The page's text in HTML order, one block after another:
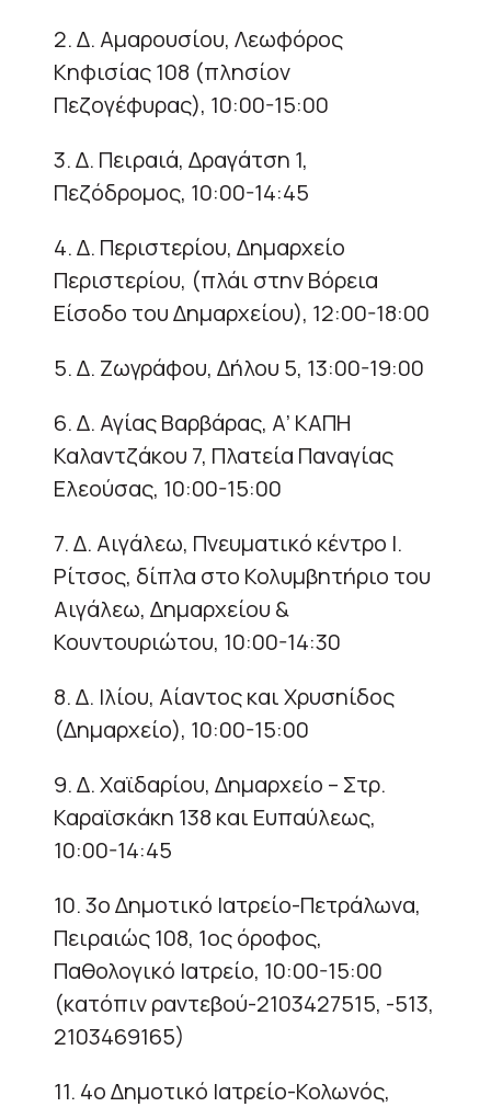
2. Δ. Αμαρουσίου, Λεωφόρος
Κηφισίας 108 (πλησίον
Πεζογέφυρας), 10:00-15:00
3. Δ. Πειραιά, Δραγάτση 1,
Πεζόδρομος, 10:00-14:45
4. Δ. Περιστερίου, Δημαρχείο
Περιστερίου, (πλάι στην Βόρεια
Είσοδο του Δημαρχείου), 12:00-18:00
5. Δ. Ζωγράφου, Δήλου 5, 13:00-19:00
6. Δ. Αγίας Βαρβάρας, Α’ ΚΑΠΗ
Καλαντζάκου 7, Πλατεία Παναγίας
Ελεούσας, 10:00-15:00
7. Δ. Αιγάλεω, Πνευματικό κέντρο Ι.
Ρίτσος, δίπλα στο Κολυμβητήριο του
Αιγάλεω, Δημαρχείου &
Κουντουριώτου, 10:00-14:30
8. Δ. Ιλίου, Αίαντος και Χρυσηίδος
(Δημαρχείο), 10:00-15:00
9. Δ. Χαϊδαρίου, Δημαρχείο – Στρ.
Καραϊσκάκη 138 και Ευπαύλεως,
10:00-14:45
10. 3ο Δημοτικό Ιατρείο-Πετράλωνα,
Πειραιώς 108, 1ος όροφος,
Παθολογικό Ιατρείο, 10:00-15:00
(κατόπιν ραντεβού-2103427515, -513,
2103469165)
11. 4ο Δημοτικό Ιατρείο-Κολωνός,